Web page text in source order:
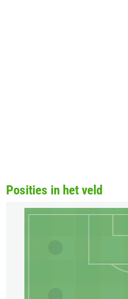
Posities in het veld